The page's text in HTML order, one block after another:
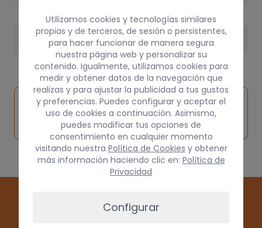
PESO
Inspeccionar
vehículo de
Solicitar
pieza
Consultar
por
Utilizamos cookies y tecnologías similares
propias y de terceros, de sesión o persistentes,
para hacer funcionar de manera segura
nuestra página web y personalizar su
contenido. Igualmente, utilizamos cookies para
medir y obtener datos de la navegación que
realizas y para ajustar la publicidad a tus gustos
y preferencias. Puedes configurar y aceptar el
uso de cookies a continuación. Asimismo,
puedes modificar tus opciones de
consentimiento en cualquier momento
visitando nuestra Política de Cookies y obtener
más información haciendo clic en: Política de
Privacidad
Configurar